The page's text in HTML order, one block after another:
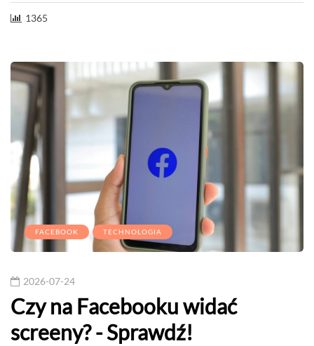
1365
FACEBOOK TECHNOLOGIA
2026-07-24
Czy na Facebooku widać
screeny? - Sprawdź!